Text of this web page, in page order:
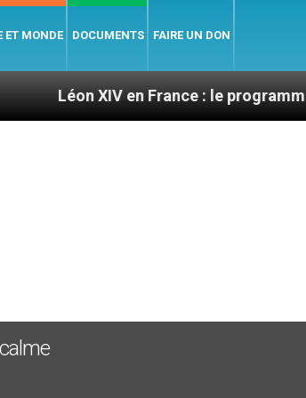
ET MONDE DOCUMENTS FAIRE UN DON
XIV en France : le programme détaillé